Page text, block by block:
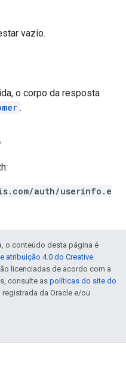
vazio.
o corpo da resposta
.
auth/userinfo.e
o conteúdo desta página é
atribuição 4.0 do Creative
licenciadas de acordo com a
consulte as políticas do site do
registrada da Oracle e/ou